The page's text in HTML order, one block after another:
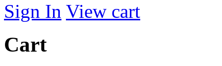
Sign In View cart
Cart